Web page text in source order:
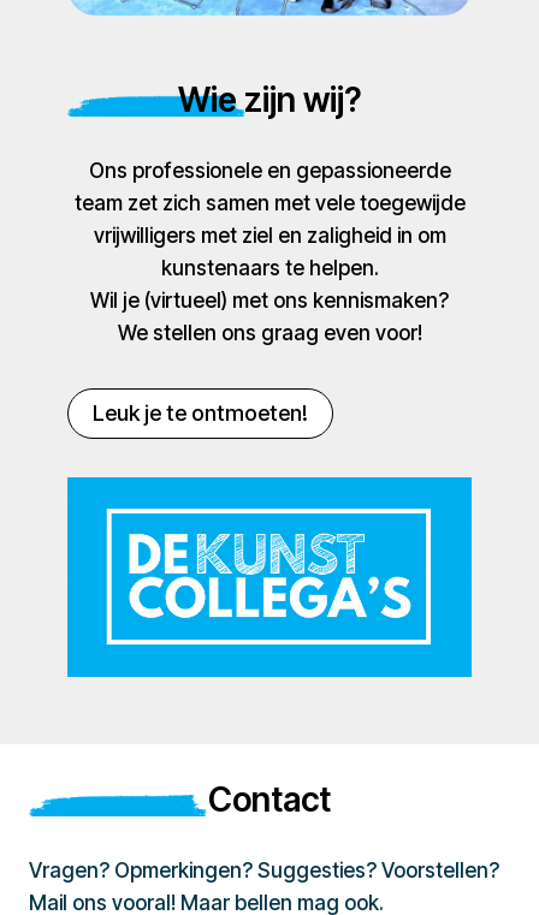
Wie zijn wij?
Ons professionele en gepassioneerde
team zet zich samen met vele toegewijde
vrijwilligers met ziel en zaligheid in om
kunstenaars te helpen.
Wil je (virtueel) met ons kennismaken?
We stellen ons graag even voor!
Leuk je te ontmoeten!
Contact
Vragen? Opmerkingen? Suggesties? Voorstellen?
Mail ons vooral! Maar bellen mag ook.